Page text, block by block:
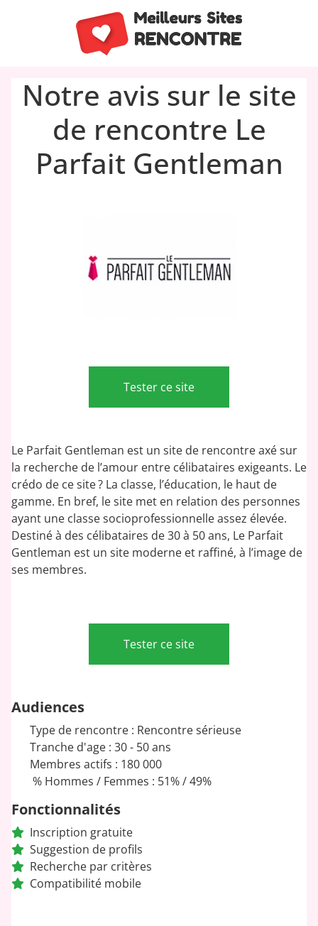
Notre avis sur le site
de rencontre Le
Parfait Gentleman
Tester ce site
Le Parfait Gentleman est un site de rencontre axé sur
la recherche de l’amour entre célibataires exigeants. Le
crédo de ce site ? La classe, l’éducation, le haut de
gamme. En bref, le site met en relation des personnes
ayant une classe socioprofessionnelle assez élevée.
Destiné à des célibataires de 30 à 50 ans, Le Parfait
Gentleman est un site moderne et raffiné, à l’image de
ses membres.
Audiences
Type de rencontre : Rencontre sérieuse
Tranche d'age : 30 - 50 ans
Membres actifs : 180 000
% Hommes / Femmes : 51% / 49%
Fonctionnalités
Inscription gratuite
Suggestion de profils
Recherche par critères
Compatibilité mobile
Tester ce site